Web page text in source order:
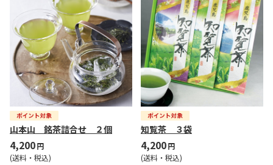
山本山 銘茶詰合せ ２個
4,200円
(送料・税込)
知覧茶 ３袋
4,200円
(送料・税込)